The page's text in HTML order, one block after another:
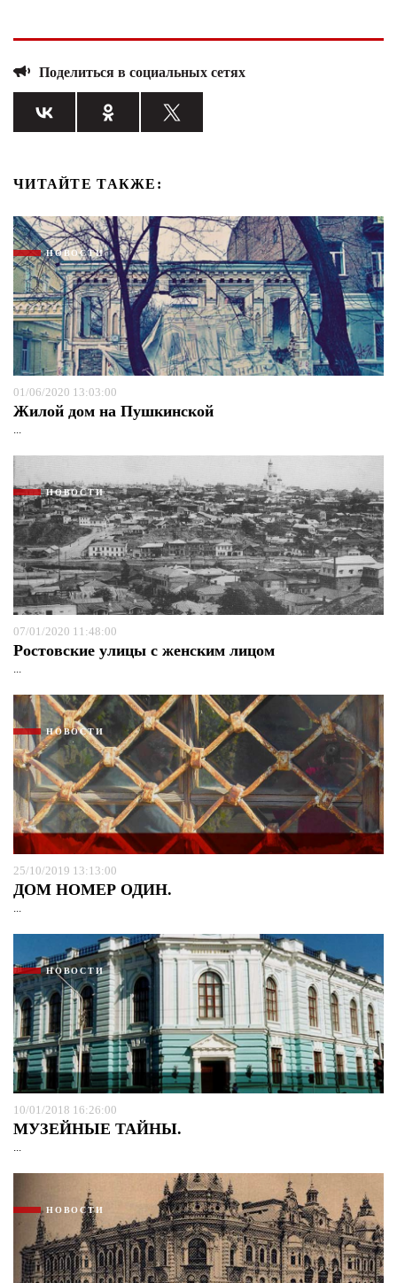
Поделиться в социальных сетях
ЧИТАЙТЕ ТАКЖЕ:
НОВОСТИ
01/06/2020 13:03:00
Жилой дом на Пушкинской
...
НОВОСТИ
07/01/2020 11:48:00
Ростовские улицы с женским лицом
...
НОВОСТИ
25/10/2019 13:13:00
ДОМ НОМЕР ОДИН.
...
НОВОСТИ
10/01/2018 16:26:00
МУЗЕЙНЫЕ ТАЙНЫ.
...
НОВОСТИ